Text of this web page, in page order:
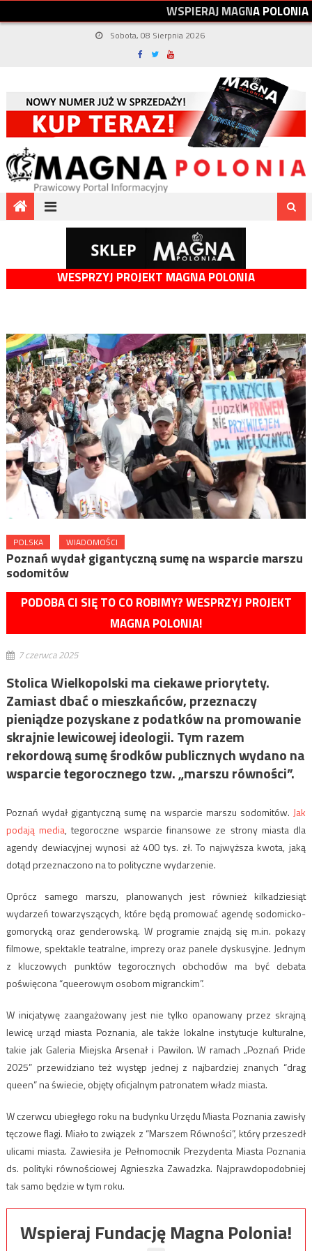
WSPIERAJMAGNAPOLONIA
Sobota, 08 Sierpnia 2026
WESPRZYJ PROJEKT MAGNA POLONIA
POLSKA WIADOMOŚCI
Poznań wydał gigantyczną sumę na wsparcie marszu
sodomitów
PODOBA CI SIĘ TO CO ROBIMY? WESPRZYJ PROJEKT
MAGNA POLONIA!
7 czerwca 2025
Stolica Wielkopolski ma ciekawe priorytety.
Zamiast dbać o mieszkańców, przeznaczy
pieniądze pozyskane z podatków na promowanie
skrajnie lewicowej ideologii. Tym razem
rekordową sumę środków publicznych wydano na
wsparcie tegorocznego tzw. „marszu równości”.
Poznań wydał gigantyczną sumę na wsparcie marszu sodomitów. Jak
podają media, tegoroczne wsparcie finansowe ze strony miasta dla
agendy dewiacyjnej wynosi aż 400 tys. zł. To najwyższa kwota, jaką
dotąd przeznaczono na to polityczne wydarzenie.
Oprócz samego marszu, planowanych jest również kilkadziesiąt
wydarzeń towarzyszących, które będą promować agendę sodomicko-
gomorycką oraz genderowską. W programie znajdą się m.in. pokazy
filmowe, spektakle teatralne, imprezy oraz panele dyskusyjne. Jednym
z kluczowych punktów tegorocznych obchodów ma być debata
poświęcona “queerowym osobom migranckim”.
W inicjatywę zaangażowany jest nie tylko opanowany przez skrajną
lewicę urząd miasta Poznania, ale także lokalne instytucje kulturalne,
takie jak Galeria Miejska Arsenał i Pawilon. W ramach „Poznań Pride
2025” przewidziano też występ jednej z najbardziej znanych “drag
queen” na świecie, objęty oficjalnym patronatem władz miasta.
W czerwcu ubiegłego roku na budynku Urzędu Miasta Poznania zawisły
tęczowe flagi. Miało to związek z “Marszem Równości”, który przeszedł
ulicami miasta. Zawiesiła je Pełnomocnik Prezydenta Miasta Poznania
ds. polityki równościowej Agnieszka Zawadzka. Najprawdopodobniej
tak samo będzie w tym roku.
Wspieraj Fundację Magna Polonia!